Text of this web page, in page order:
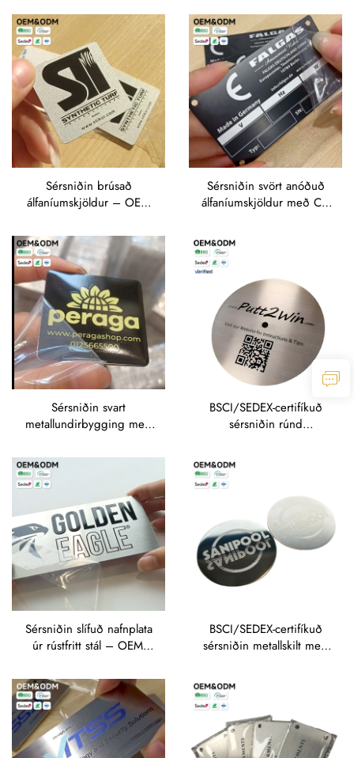
fyrir kanadíska
frá framleiðanda fyrir stór
pöntunir
Sérsniðin brúsað
álfaníumskjöldur – OEM
iðnaðarutstyrð
Sérsniðin svört anóðuð
álfaníumskjöldur með CE-
viðmiðunarsvæðum fyrir
Sérsniðin svart
metallundirbygging með
– OEM prentaður
merkjaskýrslu og
merkjastarfsemi
BSCI/SEDEX-certifíkuð
sérsniðin rúnd
rústfritt stál með fullri
sérsniðinni þjónustu fyrir
Sérsniðin slífuð nafnplata
úr rústfritt stál – OEM-
iðnaðarvélbúnað
BSCI/SEDEX-certifíkuð
sérsniðin metallskilt með
álúminíum/rostfritt stál
með nákvæmri
djúpgravingu